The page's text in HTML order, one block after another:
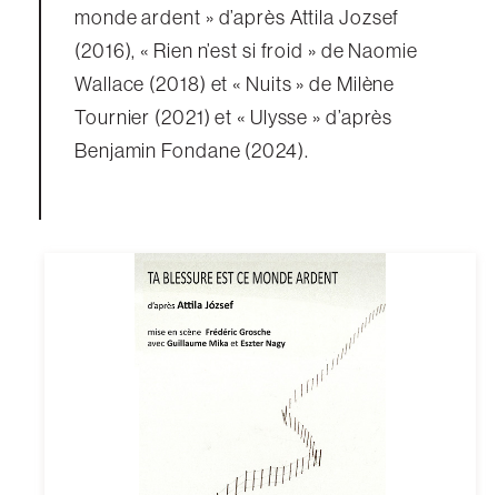
monde ardent » d’après Attila Jozsef
(2016), « Rien n’est si froid » de Naomie
Wallace (2018) et « Nuits » de Milène
Tournier (2021) et « Ulysse » d’après
Benjamin Fondane (2024).